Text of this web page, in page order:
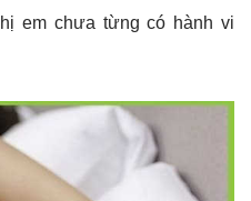
em chưa từng có hành vi